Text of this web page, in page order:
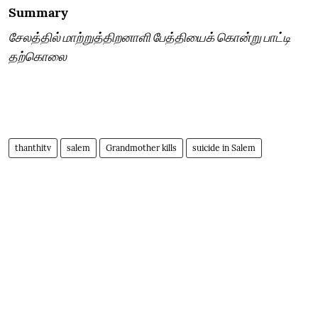
Summary
சேலத்தில் மாற்றுத்திறனாளி பேத்தியைக் கொன்று பாட்டி
தற்கொலை
thanthitv salem Grandmother kills suicide in Salem